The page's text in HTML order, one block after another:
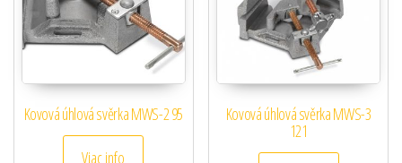
Kovová úhlová svěrka MWS-2 95
Viac info
Kovová úhlová svěrka MWS-3
121